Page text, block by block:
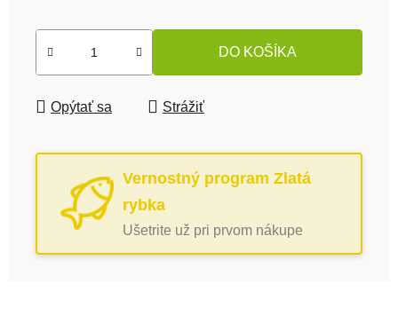
DO KOŠÍKA
Opýtať sa Strážiť
Vernostný program Zlatá
rybka
Ušetrite už pri prvom nákupe